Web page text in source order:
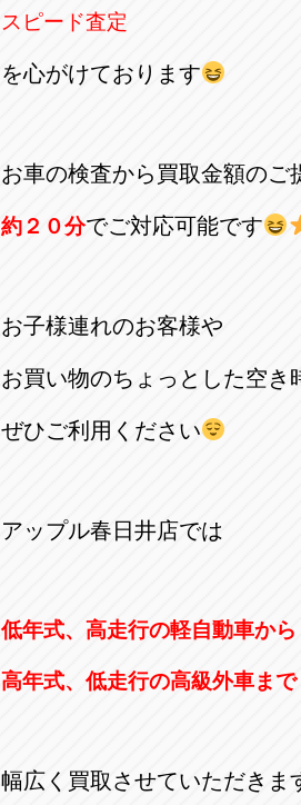
スピード査定
を心がけております
お車の検査から買取金額のご
約２０分でご対応可能です
お子様連れのお客様や
お買い物のちょっとした空き
ぜひご利用ください
アップル春日井店では
低年式、高走行の軽自動車から
高年式、低走行の高級外車まで
幅広く買取させていただき